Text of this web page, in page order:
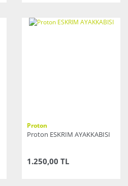
Proton
Proton ESKRIM AYAKKABISI
1.250,00 TL